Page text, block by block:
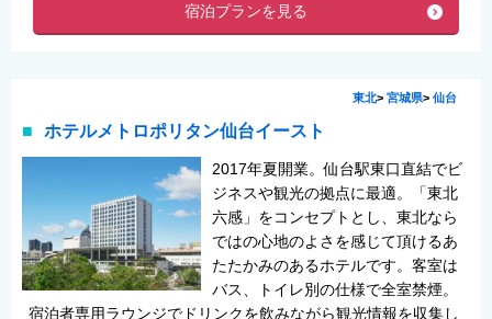
宿泊プランを見る
東北> 宮城県> 仙台
ホテルメトロポリタン仙台イースト
2017年夏開業。仙台駅東口直結でビ
ジネスや観光の拠点に最適。「東北
六感」をコンセプトとし、東北なら
ではの心地のよさを感じて頂けるあ
たたかみのあるホテルです。客室は
バス、トイレ別の仕様で全室禁煙。
宿泊者専用ラウンジでドリンクを飲みながら観光情報を収集し